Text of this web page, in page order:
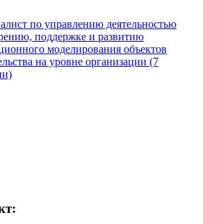
по управлению деятельностью
поддержке и развитию
моделирования объектов
на уровне организации (7